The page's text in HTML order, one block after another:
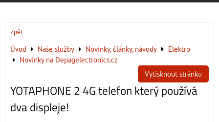
Zpět
Úvod Naše služby Novinky, články, návody
Elektro
Novinky na Depagelectronics.cz
Vytisknout stránku
YOTAPHONE 2 4G telefon který používá
dva displeje!